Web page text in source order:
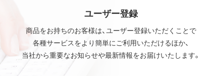
ユーザー登録
商品をお持ちのお客様は、ユーザー登録いただくことで
各種サービスをより簡単にご利用いただけるほか、
当社から重要なお知らせや最新情報をお届けいたします。